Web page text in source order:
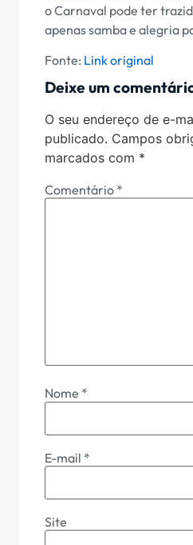
o Carnaval pode ter
apenas samba e alegria
Fonte: Link original
Deixe um
O seu endereço de e-
publicado. Campos
marcados com *
Comentário *
Nome *
E-mail *
Site